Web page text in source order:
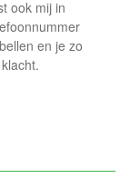
ook mij in
en je zo